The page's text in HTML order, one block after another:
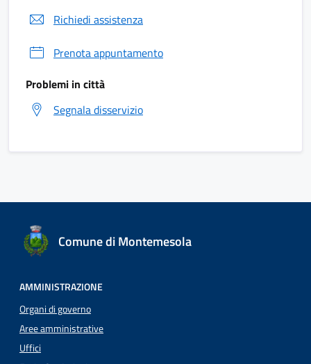
Richiedi assistenza
Prenota appuntamento
Problemi in città
Segnala disservizio
Comune di Montemesola
AMMINISTRAZIONE
Organi di governo
Aree amministrative
Uffici